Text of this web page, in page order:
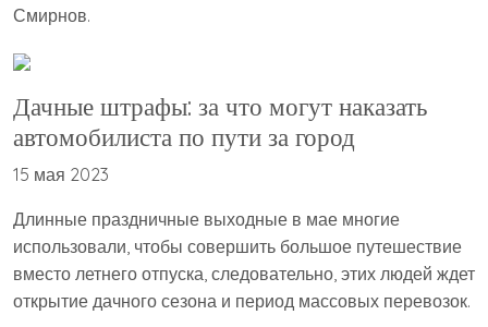
Смирнов.
Дачные штрафы: за что могут наказать
автомобилиста по пути за город
15 мая 2023
Длинные праздничные выходные в мае многие
использовали, чтобы совершить большое путешествие
вместо летнего отпуска, следовательно, этих людей ждет
открытие дачного сезона и период массовых перевозок.